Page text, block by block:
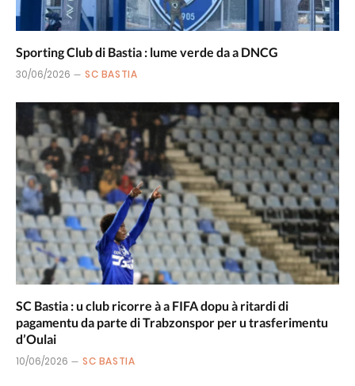
Sporting Club di Bastia : lume verde da a DNCG
30/06/2026 SC BASTIA
SC Bastia : u club ricorre à a FIFA dopu à ritardi di
pagamentu da parte di Trabzonspor per u trasferimentu
d’Oulai
10/06/2026 SC BASTIA